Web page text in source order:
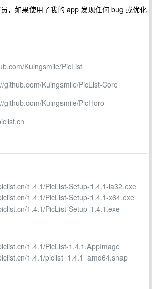
，如果使用了我的 app 发现任何 bug 或优化
Kuingsmile/PicList
github.com/Kuingsmile/PicList-Core
github.com/Kuingsmile/PicHoro
1.4.1/PicList-Setup-1.4.1-ia32.exe
1.4.1/PicList-Setup-1.4.1-x64.exe
1.4.1/PicList-Setup-1.4.1.exe
1.4.1/PicList-1.4.1.AppImage
1.4.1/piclist_1.4.1_amd64.snap